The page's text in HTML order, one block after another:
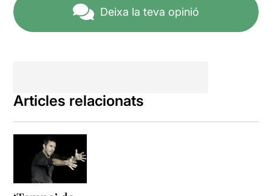
Deixa la teva opinió
Articles relacionats